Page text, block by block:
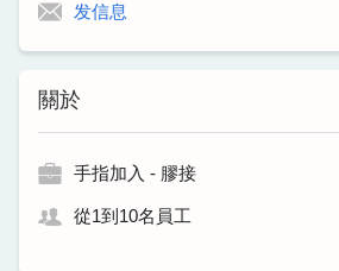
關於
手指加入 - 膠接
從1到10名員工
发信息